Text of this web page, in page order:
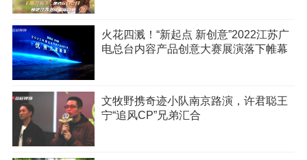
火花四溅！“新起点 新创意”2022江苏广
电总台内容产品创意大赛展演落下帷幕
文牧野携奇迹小队南京路演，许君聪王
宁“追风CP”兄弟汇合